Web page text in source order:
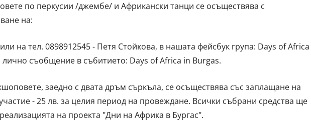
по перкусии /джембе/ и Африкански танци се осъществява с
на:
или на тел. 0898912545 - Петя Стойкова, в нашата фейсбук група: Days of Africa
лично съобщение в събитиeто: Days of Africa in Burgas.
заедно с двата дръм съркъла, се осъществява със заплащане на
- 25 лв. за целия период на провеждане. Всички събрани средства ще
на проекта "Дни на Африка в Бургас".